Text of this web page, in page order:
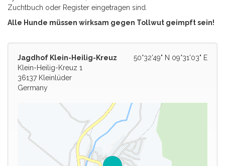
Zuchtbuch oder Register eingetragen sind.
Alle Hunde müssen wirksam gegen Tollwut geimpft sein!
50°32'49" N 09°31'03" E
Jagdhof Klein-Heilig-Kreuz
Klein-Heilig-Kreuz 1
36137 Kleinlüder
Germany